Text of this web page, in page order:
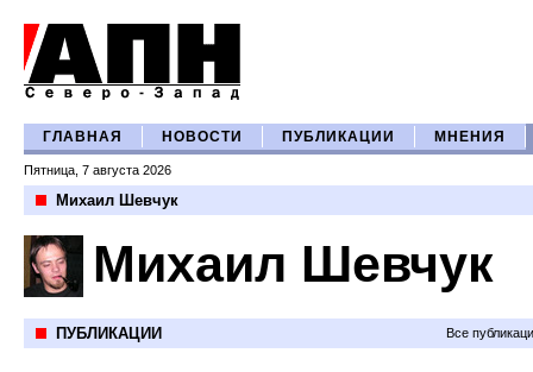
ГЛАВНАЯ НОВОСТИ ПУБЛИКАЦИИ МНЕНИЯ
Пятница, 7 августа 2026
Михаил Шевчук
Михаил Шевчук
ПУБЛИКАЦИИ Все